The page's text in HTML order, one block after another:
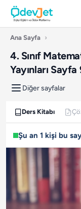
Ana Sayfa ›
4. Sınıf
Yayınları Sayfa
Diğer sayfalar
Ders Kitabı
Şu an 1 kişi bu